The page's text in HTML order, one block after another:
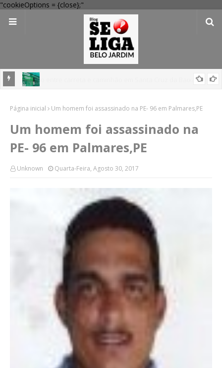
"cookieOptions = {close};"
compras
Página inicial Um homem foi assassinado na PE- 96 em Palmares,PE
Um homem foi assassinado na
PE- 96 em Palmares,PE
Unknown Quarta-Feira, Agosto 30, 2017